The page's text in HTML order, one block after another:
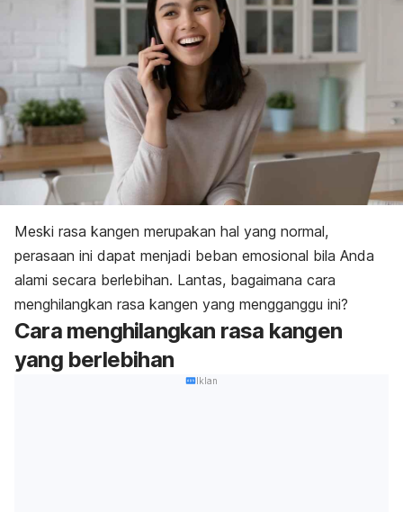
Meski rasa kangen merupakan hal yang normal,
perasaan ini dapat menjadi beban emosional bila Anda
alami secara berlebihan. Lantas, bagaimana cara
menghilangkan rasa kangen yang mengganggu ini?
Cara menghilangkan rasa kangen
yang berlebihan
Iklan